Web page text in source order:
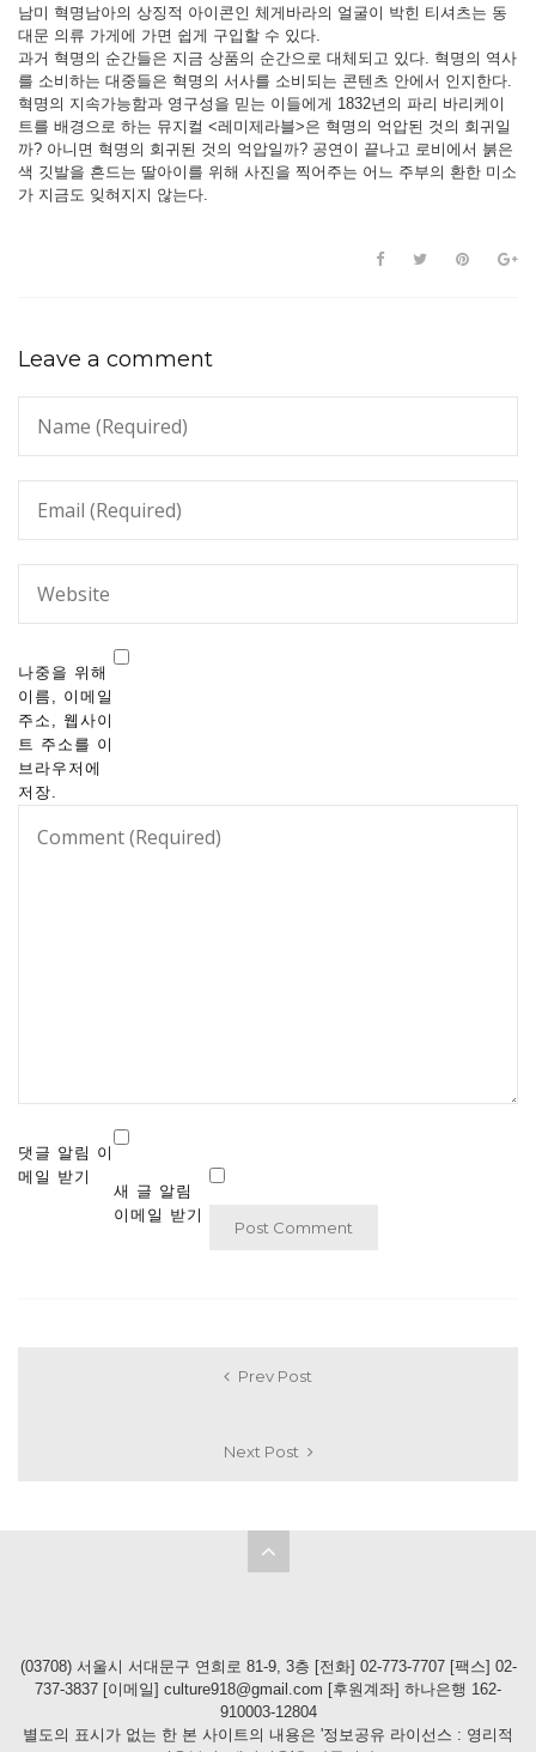
남미 혁명남아의 상징적 아이콘인 체게바라의 얼굴이 박힌 티셔츠는 동
대문 의류 가게에 가면 쉽게 구입할 수 있다.
과거 혁명의 순간들은 지금 상품의 순간으로 대체되고 있다. 혁명의 역사
를 소비하는 대중들은 혁명의 서사를 소비되는 콘텐츠 안에서 인지한다.
혁명의 지속가능함과 영구성을 믿는 이들에게 1832년의 파리 바리케이
트를 배경으로 하는 뮤지컬 <레미제라블>은 혁명의 억압된 것의 회귀일
까? 아니면 혁명의 회귀된 것의 억압일까? 공연이 끝나고 로비에서 붉은
색 깃발을 흔드는 딸아이를 위해 사진을 찍어주는 어느 주부의 환한 미소
가 지금도 잊혀지지 않는다.
Leave a comment
나중을 위해
이름, 이메일
주소, 웹사이
트 주소를 이
브라우저에
저장.
댓글 알림 이
메일 받기
새 글 알림
이메일 받기
Prev Post
Next Post
(03708) 서울시 서대문구 연희로 81-9, 3층 [전화] 02-773-7707 [팩스] 02-
737-3837 [이메일] culture918@gmail.com [후원계좌] 하나은행 162-
910003-12804
별도의 표시가 없는 한 본 사이트의 내용은 '정보공유 라이선스 : 영리적